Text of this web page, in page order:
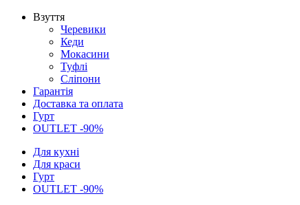
Взуття
Черевики
Кеди
Мокасини
Туфлі
Сліпони
Гарантія
Доставка та оплата
Гурт
OUTLET -90%
Для кухні
Для краси
Гурт
OUTLET -90%